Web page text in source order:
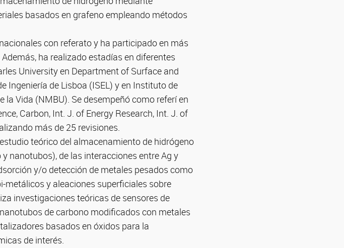
basados en grafeno empleando métodos
con referato y ha participado en más
ha realizado estadías en diferentes
University en Department of Surface and
Ingeniería de Lisboa (ISEL) y en Instituto de
la Vida (NMBU). Se desempeñó como referí en
Carbon, Int. J. of Energy Research, Int. J. of
más de 25 revisiones.
teórico del almacenamiento de hidrógeno
nanotubos), de las interacciones entre Ag y
y/o detección de metales pesados como
metálicos y aleaciones superficiales sobre
investigaciones teóricas de sensores de
de carbono modificados con metales
basados en óxidos para la
de interés.